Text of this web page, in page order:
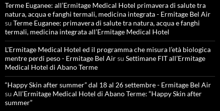
Terme Euganee: all’Ermitage Medical Hotel primavera di salute tra
natura, acqua e fanghi termali, medicina integrata - Ermitage Bel Air
su Terme Euganee: primavera di salute tra natura, acqua e fanghi
termali, medicina integrata all’Ermitage Medical Hotel
L'Ermitage Medical Hotel ed il programma che misura l’età biologica
mentre perdi peso - Ermitage Bel Airsu Settimane FIT all’Ermitage
Medical Hotel di Abano Terme
“Happy Skin after summer” dal 18 al 26 settembre - Ermitage Bel Air
su All’Ermitage Medical Hotel di Abano Terme: “Happy Skin after
summer”